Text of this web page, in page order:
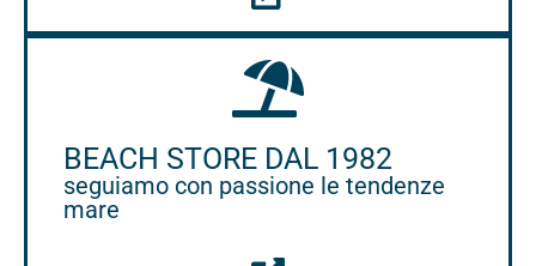
BEACH STORE DAL 1982
seguiamo con passione le tendenze
mare